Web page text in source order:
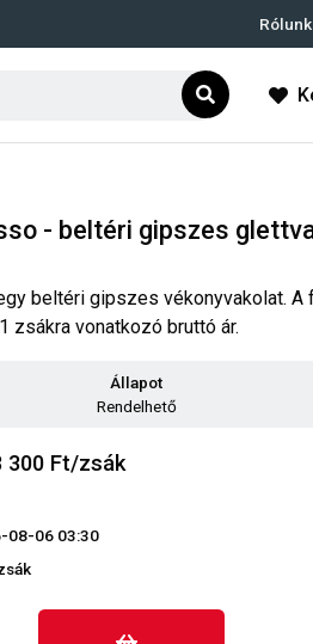
Rólunk
- beltéri gipszes
beltéri gipszes vékonyvakolat.
zsákra vonatkozó bruttó ár.
Állapot
Rendelhető
300 Ft/zsák
08-06 03:30